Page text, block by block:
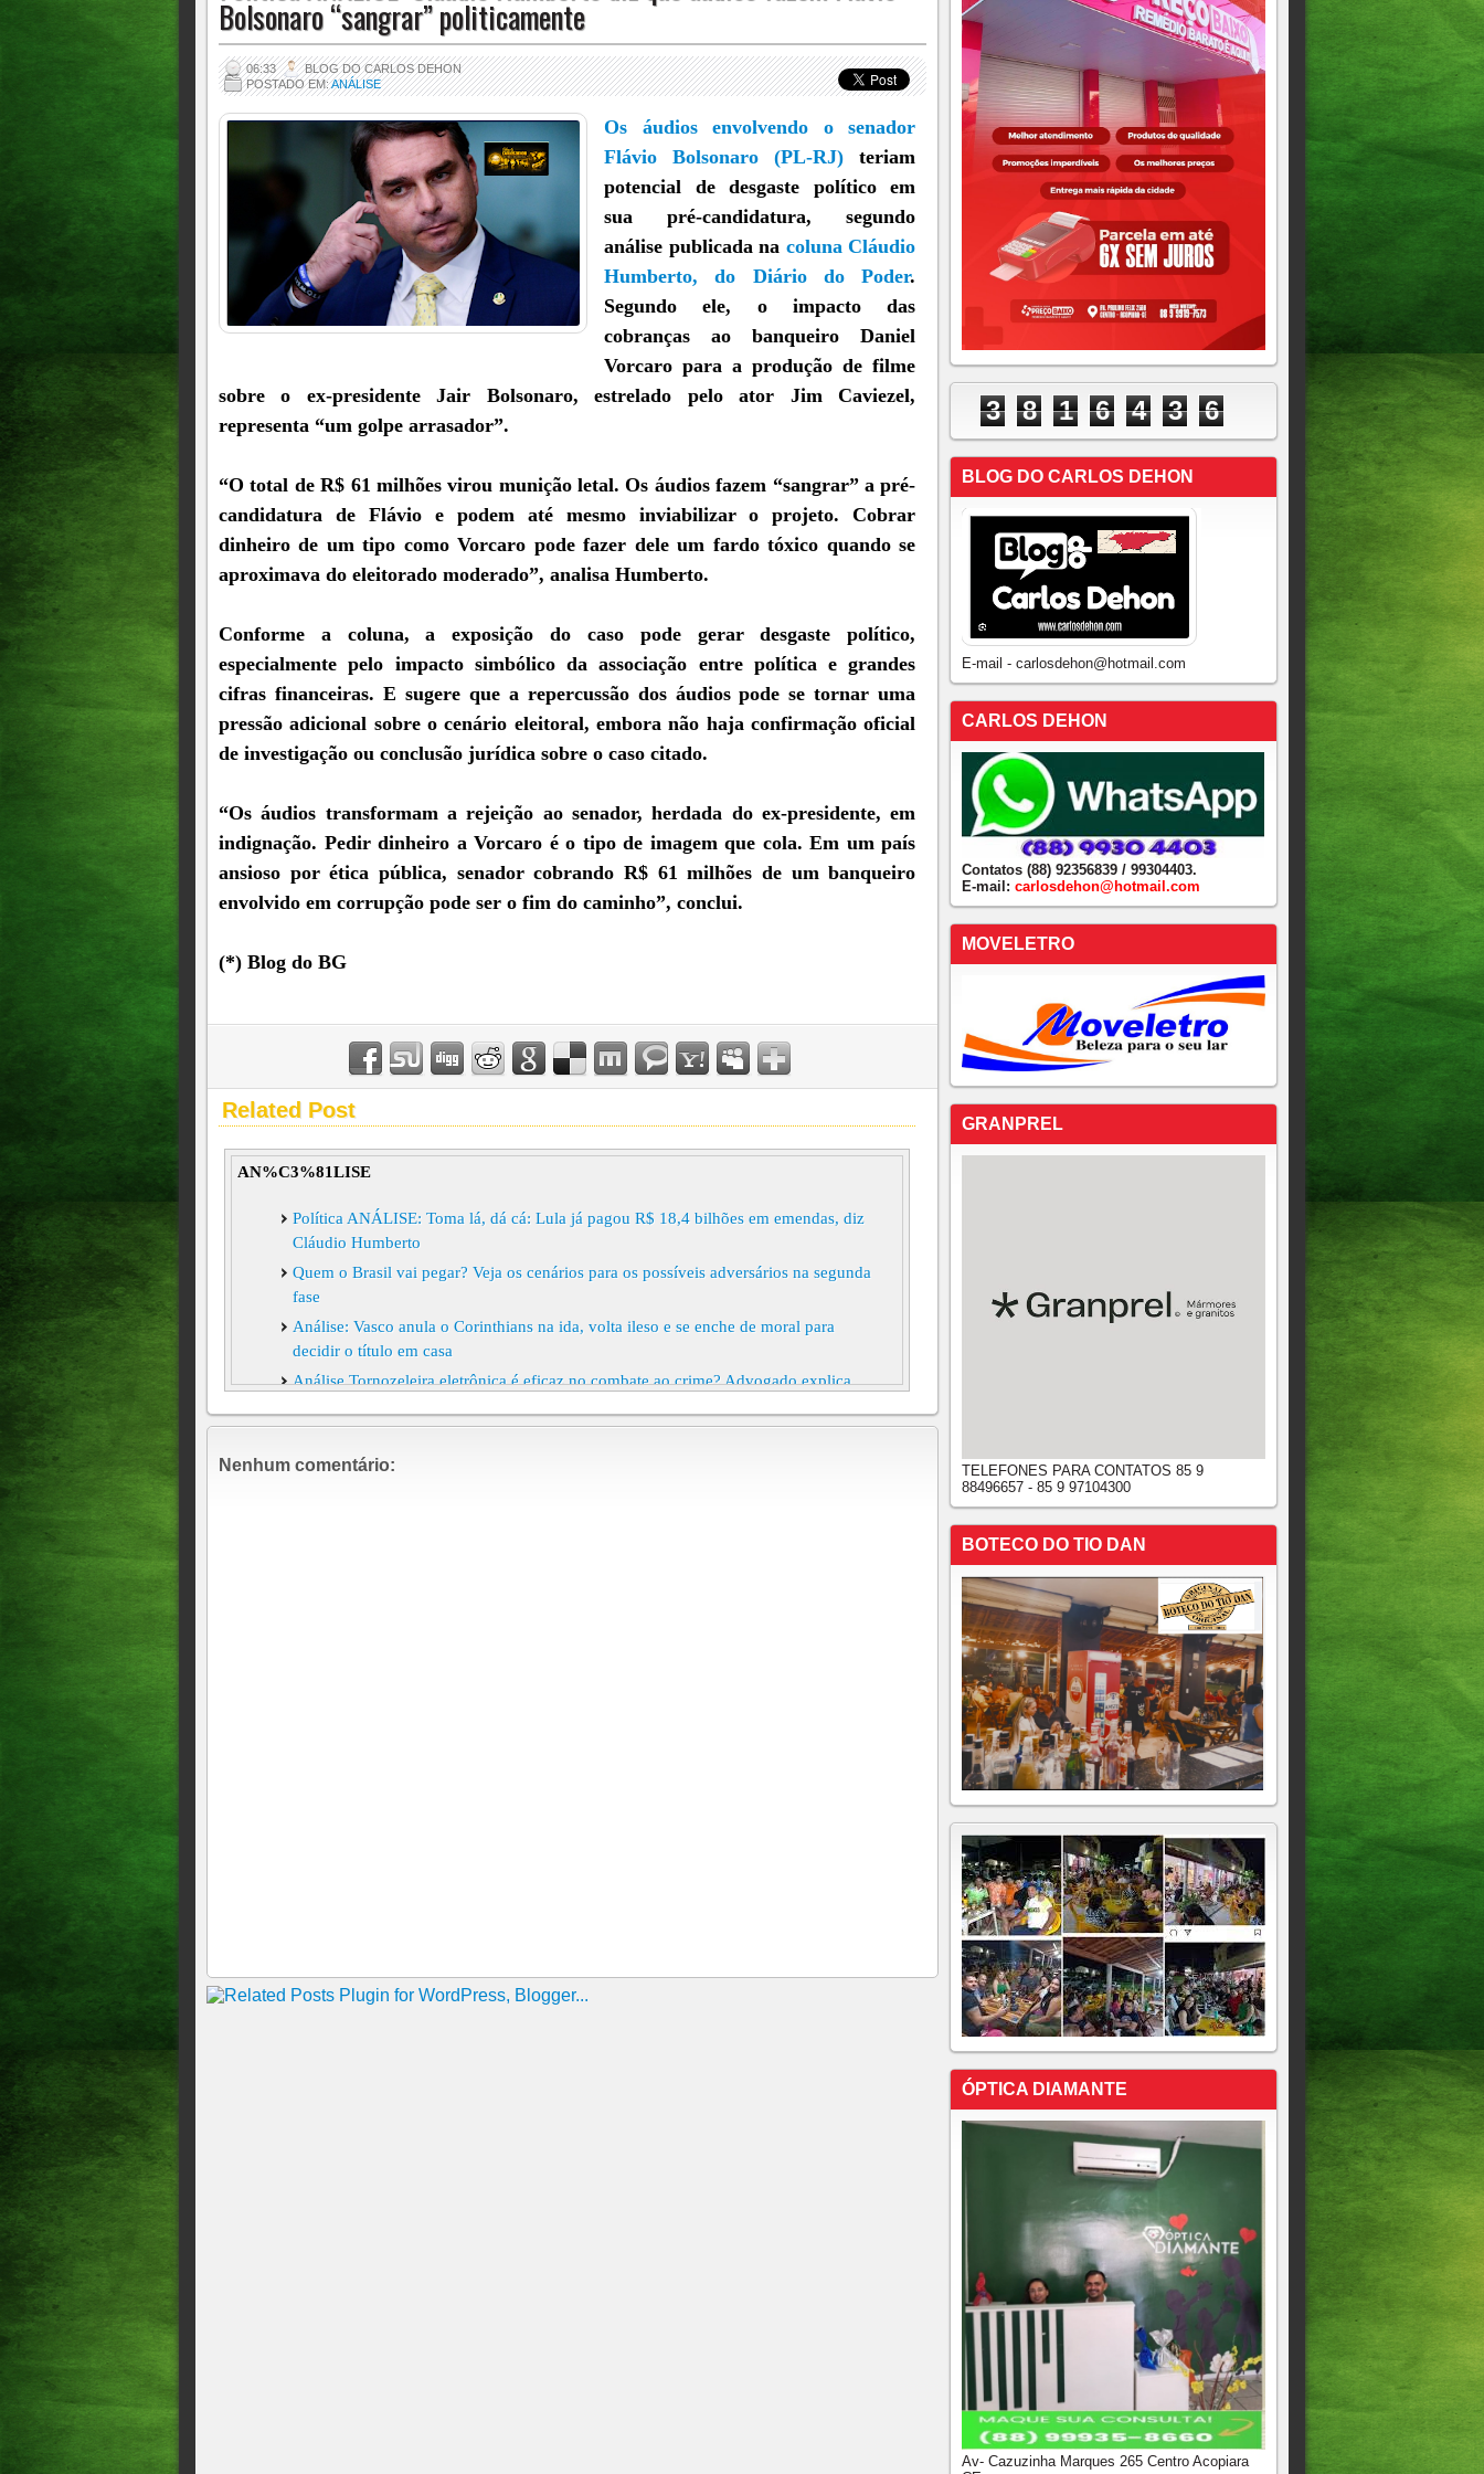
Bolsonaro “sangrar” politicamente
06:33
BLOG DO CARLOS DEHON
POSTADO EM:ANÁLISE
Os áudios envolvendo o senador
Flávio Bolsonaro (PL-RJ) teriam
potencial de desgaste político em
sua pré-candidatura, segundo
análise publicada na coluna Cláudio
Humberto, do Diário do Poder.
Segundo ele, o impacto das
cobranças ao banqueiro Daniel
Vorcaro para a produção de filme
sobre o ex-presidente Jair Bolsonaro, estrelado pelo ator Jim Caviezel,
representa “um golpe arrasador”.
“O total de R$ 61 milhões virou munição letal. Os áudios fazem “sangrar” a pré-
candidatura de Flávio e podem até mesmo inviabilizar o projeto. Cobrar
dinheiro de um tipo como Vorcaro pode fazer dele um fardo tóxico quando se
aproximava do eleitorado moderado”, analisa Humberto.
Conforme a coluna, a exposição do caso pode gerar desgaste político,
especialmente pelo impacto simbólico da associação entre política e grandes
cifras financeiras. E sugere que a repercussão dos áudios pode se tornar uma
pressão adicional sobre o cenário eleitoral, embora não haja confirmação oficial
de investigação ou conclusão jurídica sobre o caso citado.
“Os áudios transformam a rejeição ao senador, herdada do ex-presidente, em
indignação. Pedir dinheiro a Vorcaro é o tipo de imagem que cola. Em um país
ansioso por ética pública, senador cobrando R$ 61 milhões de um banqueiro
envolvido em corrupção pode ser o fim do caminho”, conclui.
(*) Blog do BG
Related Post
AN%C3%81LISE
Política ANÁLISE: Toma lá, dá cá: Lula já pagou R$ 18,4 bilhões em emendas, diz
Cláudio Humberto
Quem o Brasil vai pegar? Veja os cenários para os possíveis adversários na segunda
fase
Análise: Vasco anula o Corinthians na ida, volta ileso e se enche de moral para
decidir o título em casa
Análise Tornozeleira eletrônica é eficaz no combate ao crime? Advogado explica
Bolsonaro no Supremo
Copa do Brasil: análise da rodada / Flamengo e Cruzeiro sofrem, Botafogo se
Nenhum comentário:
3 8 1 6 4 3 6
BLOG DO CARLOS DEHON
E-mail - carlosdehon@hotmail.com
CARLOS DEHON
Contatos (88) 92356839 / 99304403.
E-mail: carlosdehon@hotmail.com
MOVELETRO
GRANPREL
TELEFONES PARA CONTATOS 85 9
88496657 - 85 9 97104300
BOTECO DO TIO DAN
ÓPTICA DIAMANTE
Av- Cazuzinha Marques 265 Centro Acopiara